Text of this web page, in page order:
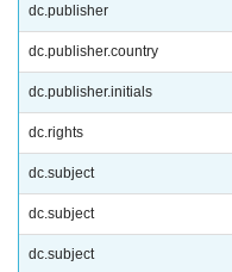
dc.publisher
dc.publisher.country
dc.publisher.initials
dc.rights
dc.subject
dc.subject
dc.subject